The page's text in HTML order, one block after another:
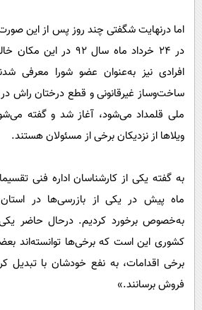
اما درنهایت شگفتی چند روز پس از این
در ٢٤ خرداد ماه‌ سال ٩٢
افرادی نیز به‌عنوان عضو شورا معرفی
ساخت‌وساز غیرقانونی و قطع درختان راش
ملی قلمداد می‌شود، آغاز شد و گفته
ویلاها از نزدیکان برخی از مسئولان هستند.
به گفته یکی از کارشناسان اداره فنی
ماه پیش در یکی از بازرسی‌ها در استان
به‌خصوص برخورد کردیم. درحال حاضر
کشوری این است که برخی‌ها توانسته‌اند
برخی اقدامات، به نفع خودشان با تبدیل
فروش برسانند.»